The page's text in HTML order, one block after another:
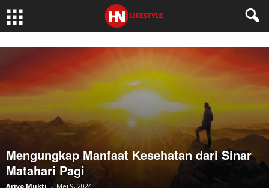
Mengungkap Manfaat Kesehatan dari Sinar
Matahari Pagi
Ariyo Mukti - Mei 9, 2024